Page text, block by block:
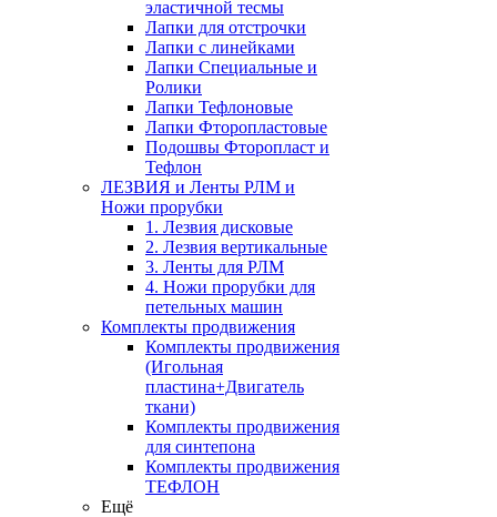
эластичной тесмы
Лапки для отстрочки
Лапки с линейками
Лапки Специальные и
Ролики
Лапки Тефлоновые
Лапки Фторопластовые
Подошвы Фторопласт и
Тефлон
ЛЕЗВИЯ и Ленты РЛМ и
Ножи прорубки
1. Лезвия дисковые
2. Лезвия вертикальные
3. Ленты для РЛМ
4. Ножи прорубки для
петельных машин
Комплекты продвижения
Комплекты продвижения
(Игольная
пластина+Двигатель
ткани)
Комплекты продвижения
для синтепона
Комплекты продвижения
ТЕФЛОН
Ещё